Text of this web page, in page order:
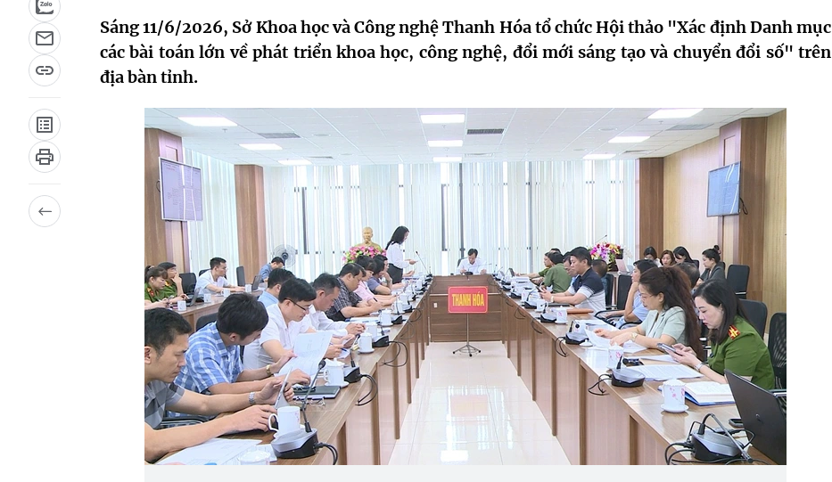
Sáng 11/6/2026, Sở Khoa học và Công nghệ Thanh Hóa tổ chức Hội thảo "Xác định Danh mục
các bài toán lớn về phát triển khoa học, công nghệ, đổi mới sáng tạo và chuyển đổi số" trên
địa bàn tỉnh.